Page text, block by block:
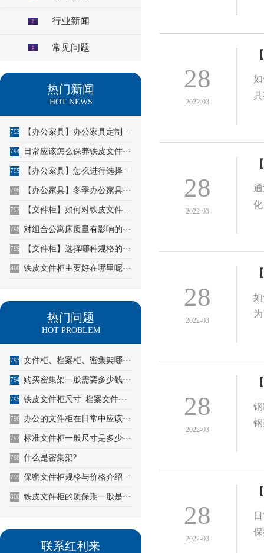
行业新闻
常见问题
热门新闻
HOT NEWS
793 【办公家具】办公家具定制···
794 日常应该怎么保养铁皮文件···
795 【办公家具】怎么进行选择···
796 【办公家具】冬季办公家具···
797 【文件柜】如何对铁皮文件···
798 对组合公寓床质量有影响的···
799 【文件柜】选择哪种规格的···
800 铁皮文件柜主要好在哪里呢···
热门问题
HOT PROBLEM
793 文件柜、档案柜、密集架哪···
794 购买密集架一般需要多少钱···
795 铁皮文件柜尺寸_档案文件···
796 办公的文件柜在日常中应该···
797 标准文件柜一般尺寸是多少···
798 什么是密集架?
799 保密文件柜规格与价格介绍···
800 铁皮文件柜的质保期一般是···
联系红利来
28
2022-03
28
2022-03
28
2022-03
28
2022-03
28
2022-03